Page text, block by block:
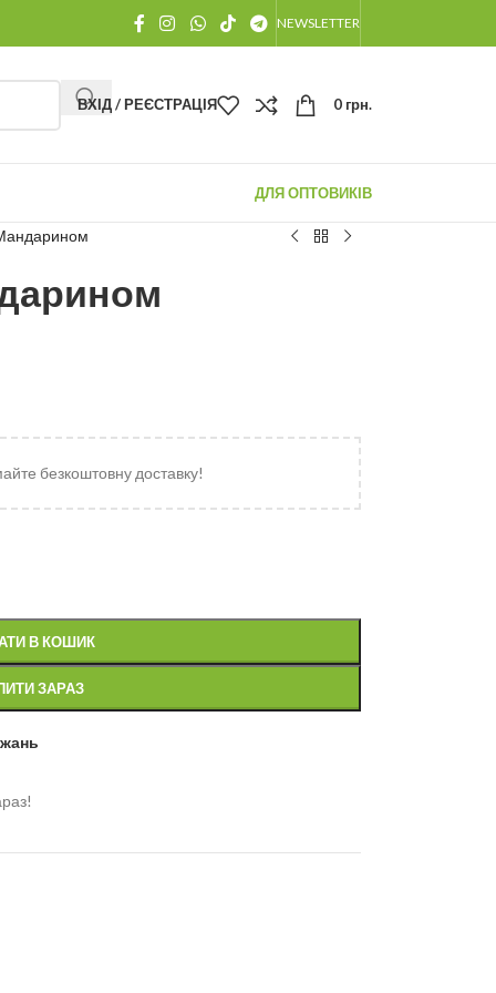
NEWSLETTER
ВХІД / РЕЄСТРАЦІЯ 0 грн.
ДЛЯ ОПТОВИКІВ
безкоштовну доставку!
В КОШИК
ЗАРАЗ